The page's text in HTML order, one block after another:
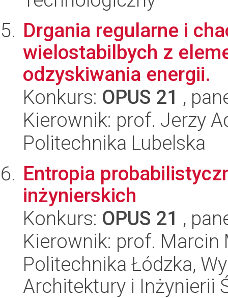
Drgania regularne i
wielostabilbych z
odzyskiwania energii.
Konkurs: OPUS 21 ,
Kierownik: prof. Jerzy
Politechnika Lubelska
Entropia
inżynierskich
Konkurs: OPUS 21 ,
Kierownik: prof. Marcin
Politechnika Łódzka,
Architektury i Inżynierii